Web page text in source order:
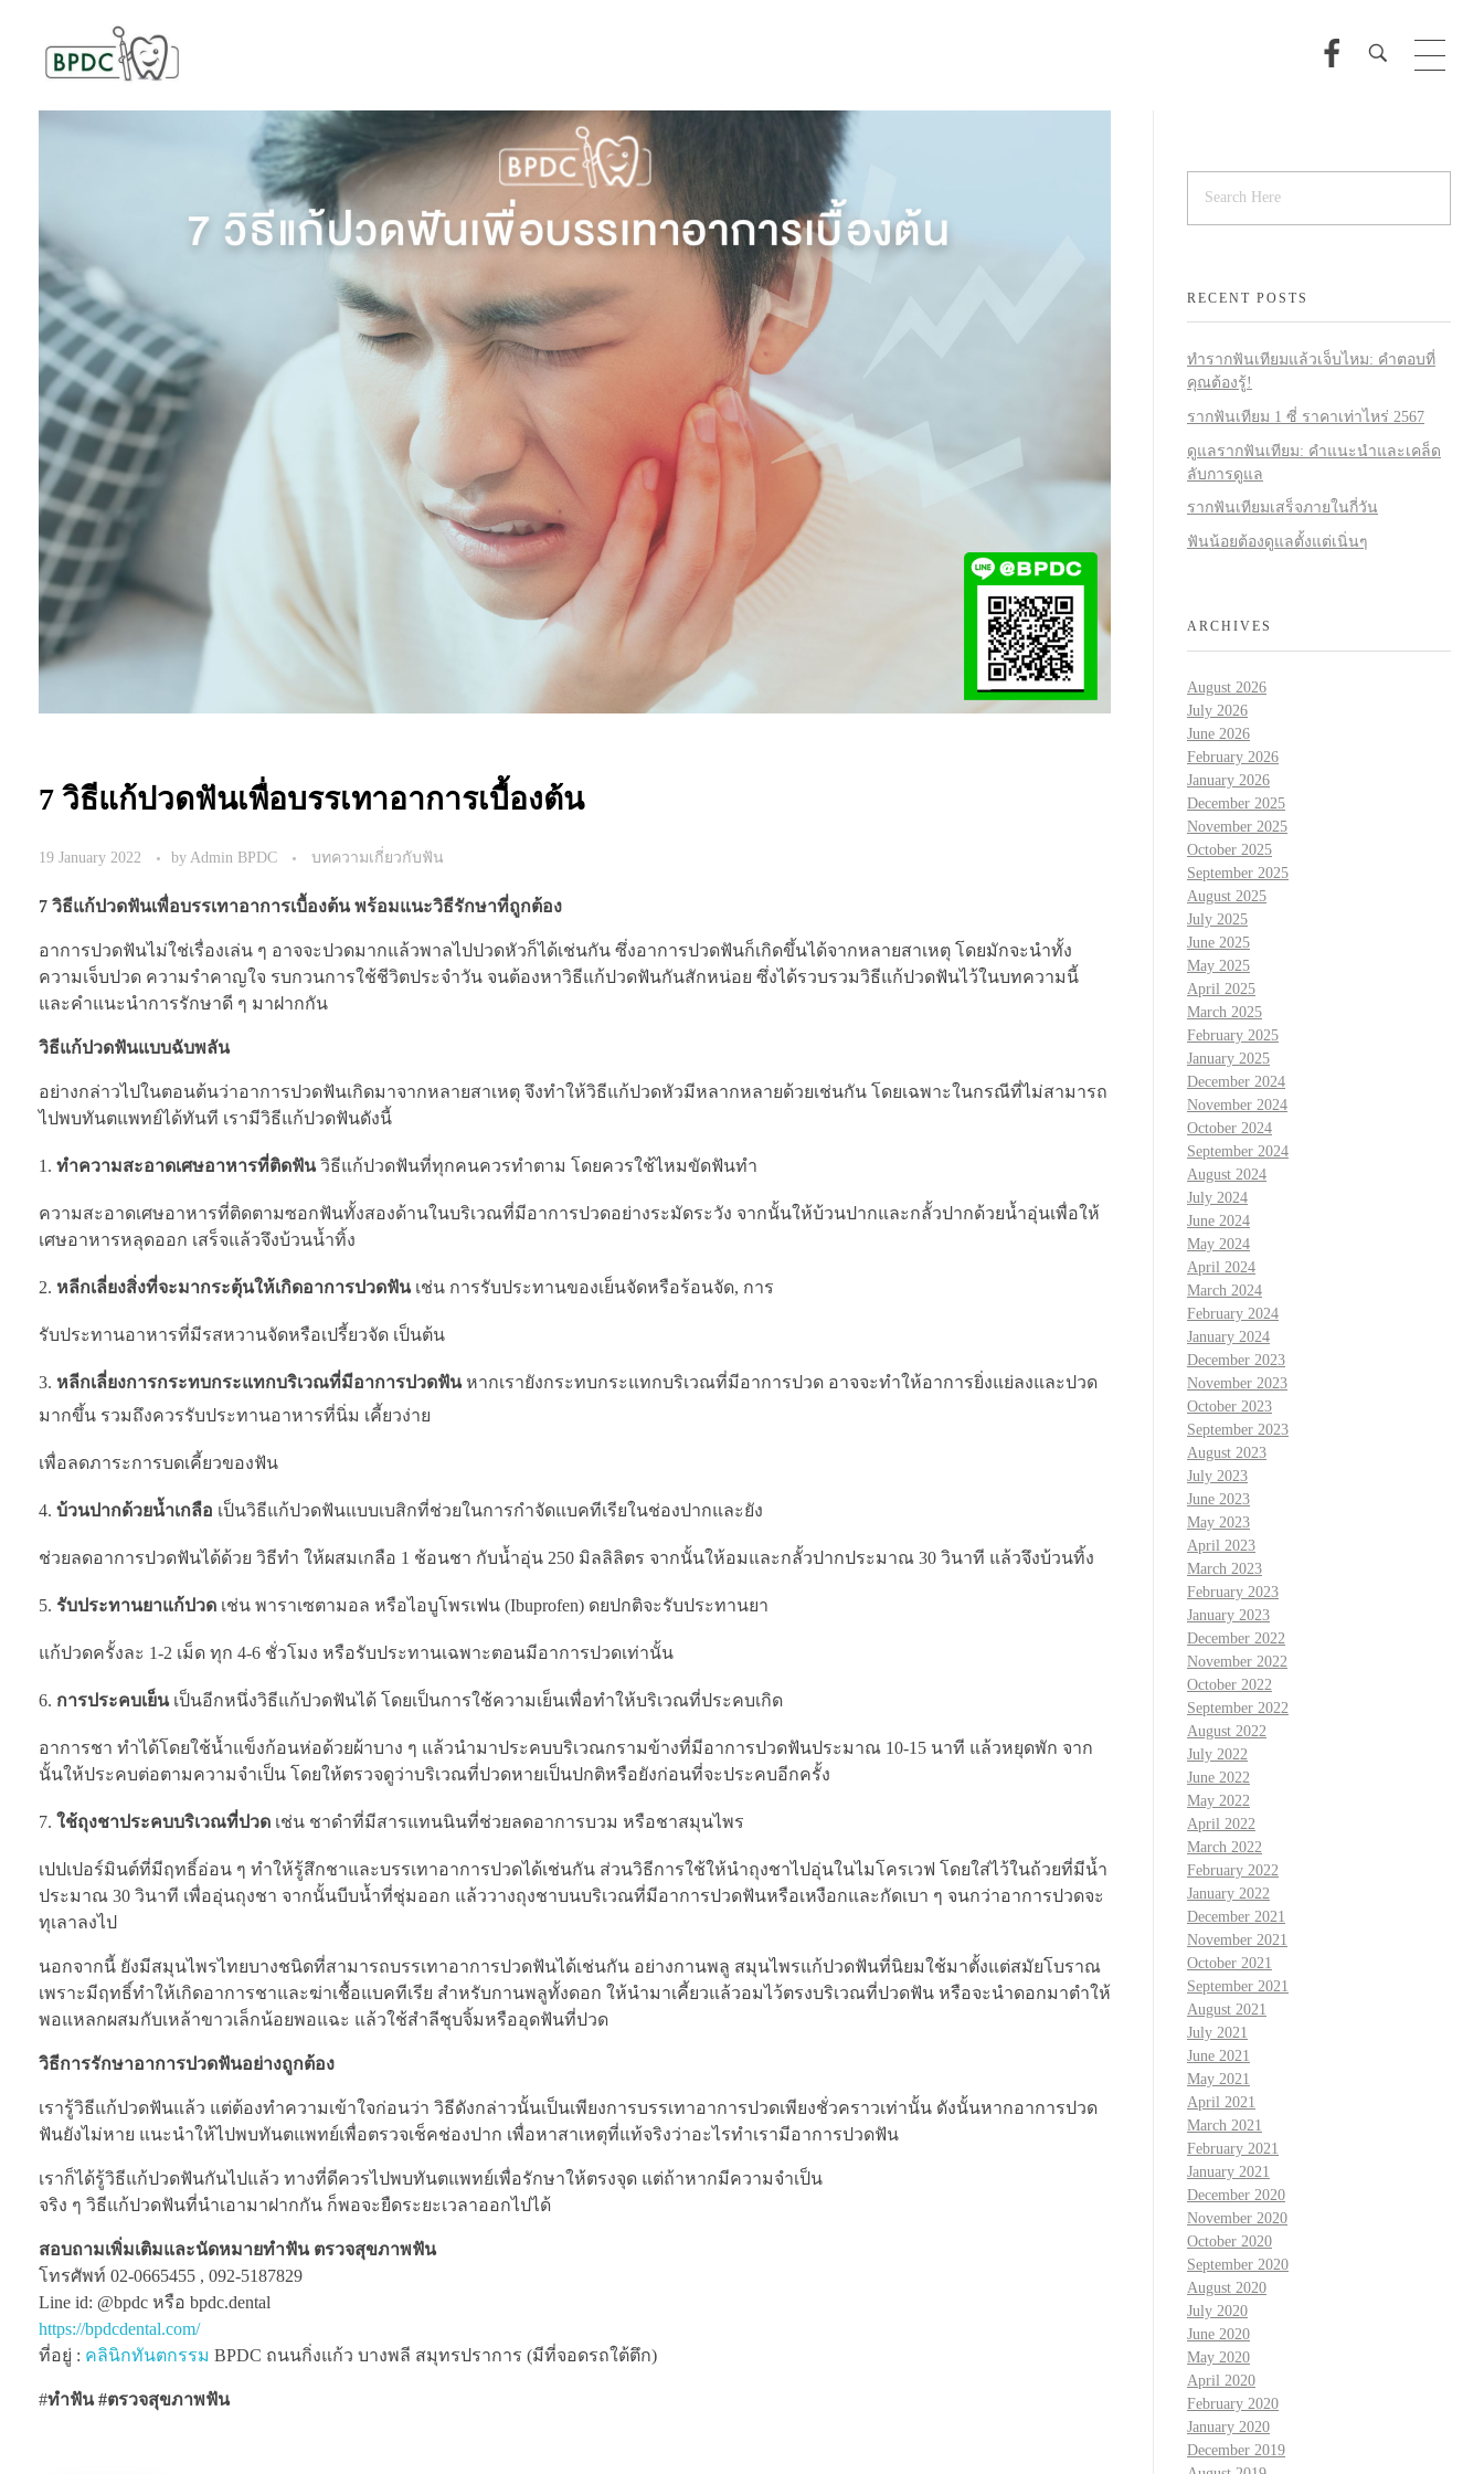
7 วิธีแก้ปวดฟันเพื่อบรรเทาอาการเบื้องต้น
19 January 2022 by Admin BPDC บทความเกี่ยวกับฟัน
7 วิธีแก้ปวดฟันเพื่อบรรเทาอาการเบื้องต้น พร้อมแนะวิธีรักษาที่ถูกต้อง
อาการปวดฟันไม่ใช่เรื่องเล่น ๆ อาจจะปวดมากแล้วพาลไปปวดหัวก็ได้เช่นกัน ซึ่งอาการปวดฟันก็เกิดขึ้นได้จากหลายสาเหตุ โดยมักจะนำทั้ง
ความเจ็บปวด ความรำคาญใจ รบกวนการใช้ชีวิตประจำวัน จนต้องหาวิธีแก้ปวดฟันกันสักหน่อย ซึ่งได้รวบรวมวิธีแก้ปวดฟันไว้ในบทความนี้
และคำแนะนำการรักษาดี ๆ มาฝากกัน
วิธีแก้ปวดฟันแบบฉับพลัน
อย่างกล่าวไปในตอนต้นว่าอาการปวดฟันเกิดมาจากหลายสาเหตุ จึงทำให้วิธีแก้ปวดหัวมีหลากหลายด้วยเช่นกัน โดยเฉพาะในกรณีที่ไม่สามารถ
ไปพบทันตแพทย์ได้ทันที เรามีวิธีแก้ปวดฟันดังนี้
ทำความสะอาดเศษอาหารที่ติดฟันวิธีแก้ปวดฟันที่ทุกคนควรทำตาม โดยควรใช้ไหมขัดฟันทำ
ความสะอาดเศษอาหารที่ติดตามซอกฟันทั้งสองด้านในบริเวณที่มีอาการปวดอย่างระมัดระวัง จากนั้นให้บ้วนปากและกลั้วปากด้วยน้ำอุ่นเพื่อให้
เศษอาหารหลุดออก เสร็จแล้วจึงบ้วนน้ำทิ้ง
หลีกเลี่ยงสิ่งที่จะมากระตุ้นให้เกิดอาการปวดฟันเช่น การรับประทานของเย็นจัดหรือร้อนจัด, การ
รับประทานอาหารที่มีรสหวานจัดหรือเปรี้ยวจัด เป็นต้น
หลีกเลี่ยงการกระทบกระแทกบริเวณที่มีอาการปวดฟันหากเรายังกระทบกระแทกบริเวณที่มีอาการปวด อาจจะทำให้อาการยิ่งแย่ลงและปวด
มากขึ้น รวมถึงควรรับประทานอาหารที่นิ่ม เคี้ยวง่าย
เพื่อลดภาระการบดเคี้ยวของฟัน
บ้วนปากด้วยน้ำเกลือ เป็นวิธีแก้ปวดฟันแบบเบสิกที่ช่วยในการกำจัดแบคทีเรียในช่องปากและยัง
ช่วยลดอาการปวดฟันได้ด้วย วิธีทำ ให้ผสมเกลือ 1 ช้อนชา กับน้ำอุ่น 250 มิลลิลิตร จากนั้นให้อมและกลั้วปากประมาณ 30 วินาที แล้วจึงบ้วนทิ้ง
รับประทานยาแก้ปวด เช่น พาราเซตามอล หรือไอบูโพรเฟน (Ibuprofen) ดยปกติจะรับประทานยา
แก้ปวดครั้งละ 1-2 เม็ด ทุก 4-6 ชั่วโมง หรือรับประทานเฉพาะตอนมีอาการปวดเท่านั้น
การประคบเย็นเป็นอีกหนึ่งวิธีแก้ปวดฟันได้ โดยเป็นการใช้ความเย็นเพื่อทำให้บริเวณที่ประคบเกิด
อาการชา ทำได้โดยใช้น้ำแข็งก้อนห่อด้วยผ้าบาง ๆ แล้วนำมาประคบบริเวณกรามข้างที่มีอาการปวดฟันประมาณ 10-15 นาที แล้วหยุดพัก จาก
นั้นให้ประคบต่อตามความจำเป็น โดยให้ตรวจดูว่าบริเวณที่ปวดหายเป็นปกติหรือยังก่อนที่จะประคบอีกครั้ง
ใช้ถุงชาประคบบริเวณที่ปวด เช่น ชาดำที่มีสารแทนนินที่ช่วยลดอาการบวม หรือชาสมุนไพร
เปปเปอร์มินต์ที่มีฤทธิ์อ่อน ๆ ทำให้รู้สึกชาและบรรเทาอาการปวดได้เช่นกัน ส่วนวิธีการใช้ให้นำถุงชาไปอุ่นในไมโครเวฟ โดยใส่ไว้ในถ้วยที่มีน้ำ
ประมาณ 30 วินาที เพื่ออุ่นถุงชา จากนั้นบีบน้ำที่ชุ่มออก แล้ววางถุงชาบนบริเวณที่มีอาการปวดฟันหรือเหงือกและกัดเบา ๆ จนกว่าอาการปวดจะ
ทุเลาลงไป
นอกจากนี้ ยังมีสมุนไพรไทยบางชนิดที่สามารถบรรเทาอาการปวดฟันได้เช่นกัน อย่างกานพลู สมุนไพรแก้ปวดฟันที่นิยมใช้มาตั้งแต่สมัยโบราณ
เพราะมีฤทธิ์ทำให้เกิดอาการชาและฆ่าเชื้อแบคทีเรีย สำหรับกานพลูทั้งดอก ให้นำมาเคี้ยวแล้วอมไว้ตรงบริเวณที่ปวดฟัน หรือจะนำดอกมาตำให้
พอแหลกผสมกับเหล้าขาวเล็กน้อยพอแฉะ แล้วใช้สำลีชุบจิ้มหรืออุดฟันที่ปวด
วิธีการรักษาอาการปวดฟันอย่างถูกต้อง
เรารู้วิธีแก้ปวดฟันแล้ว แต่ต้องทำความเข้าใจก่อนว่า วิธีดังกล่าวนั้นเป็นเพียงการบรรเทาอาการปวดเพียงชั่วคราวเท่านั้น ดังนั้นหากอาการปวด
ฟันยังไม่หาย แนะนำให้ไปพบทันตแพทย์เพื่อตรวจเช็คช่องปาก เพื่อหาสาเหตุที่แท้จริงว่าอะไรทำเรามีอาการปวดฟัน
เราก็ได้รู้วิธีแก้ปวดฟันกันไปแล้ว ทางที่ดีควรไปพบทันตแพทย์เพื่อรักษาให้ตรงจุด แต่ถ้าหากมีความจำเป็น
จริง ๆ วิธีแก้ปวดฟันที่นำเอามาฝากกัน ก็พอจะยืดระยะเวลาออกไปได้
สอบถามเพิ่มเติมและนัดหมายทำฟัน ตรวจสุขภาพฟัน
โทรศัพท์ 02-0665455 , 092-5187829
Line id: @bpdc หรือ bpdc.dental
https://bpdcdental.com/
ที่อยู่ : คลินิกทันตกรรม BPDC ถนนกิ่งแก้ว บางพลี สมุทรปราการ (มีที่จอดรถใต้ตึก)
#ทำฟัน #ตรวจสุขภาพฟัน
RECENT POSTS
ทำรากฟันเทียมแล้วเจ็บไหม: คำตอบที่
คุณต้องรู้!
รากฟันเทียม 1 ซี่ ราคาเท่าไหร่ 2567
ดูแลรากฟันเทียม: คำแนะนำและเคล็ด
ลับการดูแล
รากฟันเทียมเสร็จภายในกี่วัน
ฟันน้อยต้องดูแลตั้งแต่เนิ่นๆ
ARCHIVES
August 2026
July 2026
June 2026
February 2026
January 2026
December 2025
November 2025
October 2025
September 2025
August 2025
July 2025
June 2025
May 2025
April 2025
March 2025
February 2025
January 2025
December 2024
November 2024
October 2024
September 2024
August 2024
July 2024
June 2024
May 2024
April 2024
March 2024
February 2024
January 2024
December 2023
November 2023
October 2023
September 2023
August 2023
July 2023
June 2023
May 2023
April 2023
March 2023
February 2023
January 2023
December 2022
November 2022
October 2022
September 2022
August 2022
July 2022
June 2022
May 2022
April 2022
March 2022
February 2022
January 2022
December 2021
November 2021
October 2021
September 2021
August 2021
July 2021
June 2021
May 2021
April 2021
March 2021
February 2021
January 2021
December 2020
November 2020
October 2020
September 2020
August 2020
July 2020
June 2020
May 2020
April 2020
February 2020
January 2020
December 2019